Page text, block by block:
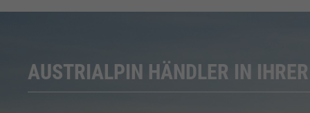
AUSTRIALPIN HÄNDLER IN